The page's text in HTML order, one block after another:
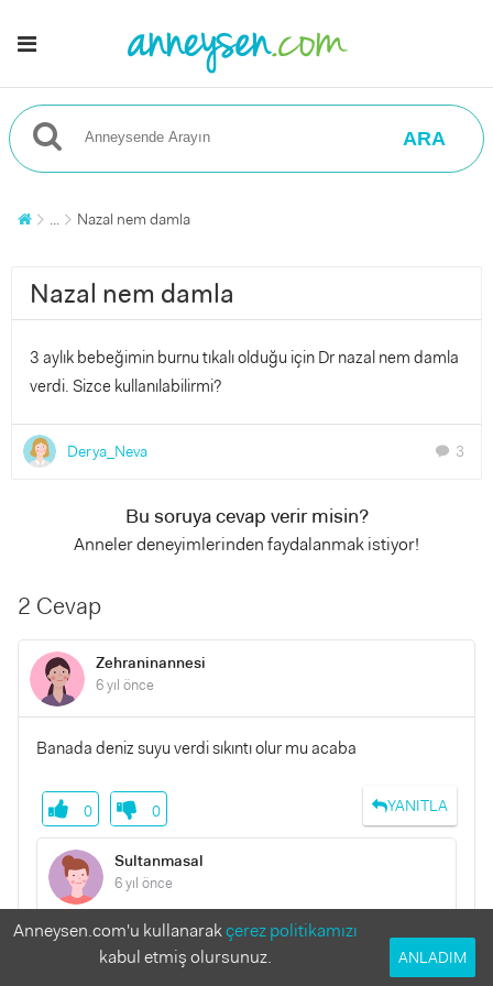
ARA
... Nazal nem damla
Nazal nem damla
3 aylık bebeğimin burnu tıkalı olduğu için Dr nazal nem damla
verdi. Sizce kullanılabilirmi?
Derya_Neva chat 3
Bu soruya cevap verir misin?
Anneler deneyimlerinden faydalanmak istiyor!
2 Cevap
Zehraninannesi
6 yıl önce
Banada deniz suyu verdi sıkıntı olur mu acaba
YANITLA
0 0
Sultanmasal
6 yıl önce
Bende deniz suyu kullandım hiçbirşey olmaz
korkma.katı olan mukusu sıvı hale getiriyor zaten
Anneysen.com'u kullanarakçerez politikamızı
kabul etmiş olursunuz.
ANLADIM